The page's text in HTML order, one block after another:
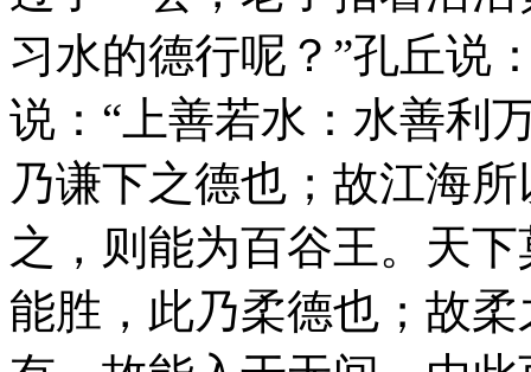
习水的德行呢？”孔丘说
说：“上善若水：水善利
乃谦下之德也；故江海
之，则能为百谷王。天
能胜，此乃柔德也；故